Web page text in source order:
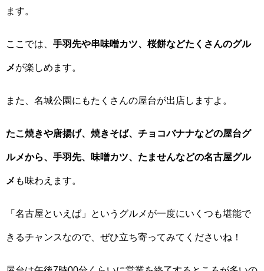
ます。
ここでは、 手羽先や串味噌カツ、桜餅などたくさんのグル
メが楽しめます。
また、名城公園にもたくさんの屋台が出店しますよ。
たこ焼きや唐揚げ、焼きそば、チョコバナナなどの屋台グ
ルメから、手羽先、味噌カツ、たませんなどの名古屋グル
メ も味わえます。
「名古屋といえば」というグルメが一度にいくつも堪能で
きるチャンスなので、ぜひ立ち寄ってみてくださいね！